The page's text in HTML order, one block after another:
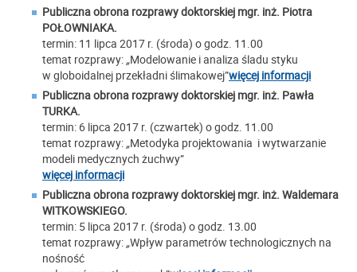
Publiczna obrona rozprawy doktorskiej mgr. inż. Piotra
POŁOWNIAKA.
termin: 11 lipca 2017 r. (środa) o godz. 11.00
temat rozprawy: „Modelowanie i analiza śladu styku
w globoidalnej przekładni ślimakowej”więcej informacji
Publiczna obrona rozprawy doktorskiej mgr. inż. Pawła
TURKA.
termin: 6 lipca 2017 r. (czwartek) o godz. 11.00
temat rozprawy: „Metodyka projektowania i wytwarzanie
modeli medycznych żuchwy”
więcej informacji
Publiczna obrona rozprawy doktorskiej mgr. inż. Waldemara
WITKOWSKIEGO.
termin: 5 lipca 2017 r. (środa) o godz. 13.00
temat rozprawy: „Wpływ parametrów technologicznych na
nośność